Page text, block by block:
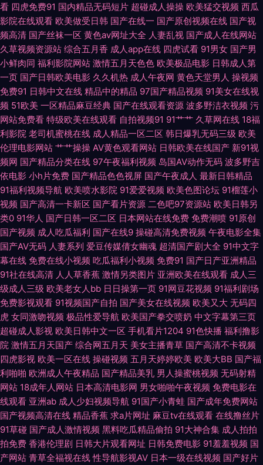
狠狠撸天天艹 久久伊人大 欧美h版在线 成人不卡免费视频 免费入口91 伊人
大香蕉精品 超碰男女 日韩欧美国产一区 性爱福利社 2026狠狠干 国产精品
片 久草在线欧美 欧美老女肏屄视频 日韩影视 51视频网站 97超碰资源 超碰
91人人操 国产肏屄片 黄色精东 老司机色综合 日韩国产精品四虎 午夜试看三
分钟 91超碰碰在线 91在线欧 岛国片免费 韩日av无码 久久这里有精品6 欧美
女生穴 日韩AV淫淫网 亚洲一二三 91碰视频 AV福利在线 超碰性爱 国产h精
品视频 女优无码导航 日韩A1电影 微拍啪啪啪 影音先锋自拍在线 AA福利在
线观看 福利网导航 九一豆花网站 欧美h喷 日韩日逼网 午夜福利网成人 AV福
利在线 浮力影院最新地址 精品久久丁香五月 欧美私人激情 日日夜夜精品国
产 一区二区免费日本 91中文永久 超碰97久久 极品人妻少妇 欧美经品h片 天
堂资源 亚洲se97 国产情侣久久 欧美日韩中文字幕 色伊人婷婷 在线豆花黑料
9 91在线网址 肏逼导航 精品日韩一 欧美色色资源站 熟女视频免费 中文国产
99热新网址是 豆花小电影av 黄色天堂网 蜜臀人妻系列 日本性爱中文字幕 五
月丁香婷婷成人 91社区网站 超碰少妇自拍 海角社区少妇 蜜桃麻豆久久 日韩
色逼 亚洲国产无AV码 91密桃视频 超碰在线中文字幕 国产日韩欧美足交 日本
人妖五区 亚洲影院麻豆 avtt五月香 成人性交影院 韩国欧美色图 老司机日日
看 四虎免费91 国内精品无码短片 超碰成人操操 欧美猛交视频 西瓜
影院在线观看 欧美做受日韩 国产在线一 国产原创视频在线 国产视
频高清 国产丝袜一区 黄色av网址大全 人妻乱视 国产成人在线网站
久草视频资源站 综合五月香 成人app在线 四虎试看 91男女 国产男
小鲜肉同 福利影院网站 激情五月天色色 欧美极品电影 日韩成人第
一页 国产日韩欧美电影 久久机热 成人午夜网 黄色天堂男人 操视频
免费91 日韩中文在线 精品中的精品 97国产精品视频 91美女在线视
频 51欧美 一区精品麻豆经典 国产在线观看资源 波多野洁衣视频 污
网站免费看 特级欧美在线观看 自拍视频91 91艹艹 久草网在线 18福
利影院 老司机蜜桃在线 成人精品一区二区 韩日爆乳无码三级 欧美
伦理电影网站 艹艹操操 AV黄色观看网站 日韩欧美在线国产 新91视
频网 国产精品分类在线 97午夜福利视频 岛国AV动作无码 波多野吉
依电影 小h片免费 国产精品色色视屏 国产午夜成人 最新日韩精品
91福利视频导航 欧美喷水影院 91爱爱视频 欧美色图论坛 91榴莲小
视频 国产高清一卡新区 国产看片资源 二色吧97资源站 欧美日韩另
类0 91华人 国产日韩一区二区 日本网站在线免费 免费潮喷 91原创
国产视频 成人吃瓜福利 国产在线9 操碰高清免费视频 午夜电影全集
国产AV无码 人妻系列 爱豆传媒倩女幽魂 超清国产剧大全 91中文字
幕在线 免费在线小视频 吃瓜福利小视频 免费91 国产日产亚洲精品
91社在线高清 人人草香蕉 激情另类图片 亚洲欧美在线观看 成人三
级成人三级 欧美老女人bb 日日操第一页 91网豆花视频 91福利剧场
免费影视观看 91视频国产自拍 国产美女在线视频 欧美又大 无码四
虎 女同激吻视频 极品性爱导航 欧美国产拳交喷奶 中文字幕第三页
超碰成人影视 欧美日韩中文一区 手机看片1204 91色快播 福利撸影
院 激情五月天国产 综合网五月天 美女主播青草 国产高清不卡视频
四虎影视 欧美一区在线 操碰视频 五月天婷婷欧美 欧美大BB 国产福
利啪啪 欧洲成人午夜精品 国产精品美乳 男人操蜜桃视频 无码射精
网站 18成年人网站 日本高清电影网 男女啪啪午夜视频 免费电影在
线观看 亚洲ab 成人少妇视频导航 91国产小青蛙 国产成年免费网站
国产视频高清在线 精品香蕉 求a片网址 麻豆tv在线观看 在线撸丝片
91草碰 国产成人激情视频 黑料吃瓜精品偷拍 91大神合集 成人拍拍
拍免费 香港伦理剧 日韩大片观看网址 日韩免费电影 91羞羞视频 国
产网站 青草全福视在线 性导航影视AV 日本一级在线视频 国产好片